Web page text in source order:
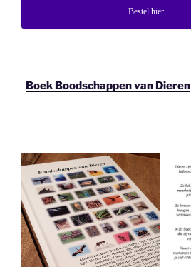
Bestel hier
Boek Boodschappen van Dieren